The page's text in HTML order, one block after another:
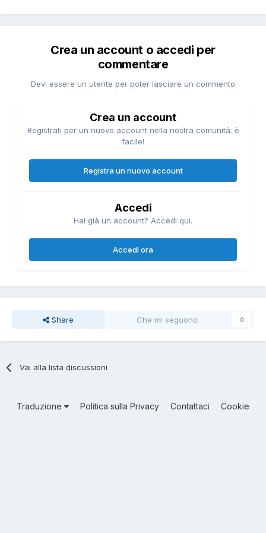
Crea un account o accedi per
commentare
Devi essere un utente per poter lasciare un commento
Crea un account
Registrati per un nuovo account nella nostra comunità. è
facile!
Registra un nuovo account
Accedi
Hai già un account? Accedi qui.
Accedi ora
Share Che mi seguono 0
Vai alla lista discussioni
Traduzione Politica sulla Privacy Contattaci Cookie